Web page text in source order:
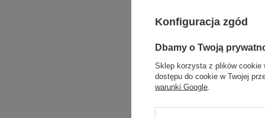
Konfiguracja zgód
Dbamy o Twoją
Sklep korzysta z plików cookie
dostępu do cookie w Twojej
warunki Google